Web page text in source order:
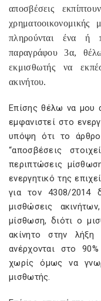
αποσβέσεις
πληρούνται ένα ή
παραγράφου 3α,
εκμισθωτής να
ακινήτου.
Επίσης θέλω να μου
εμφανιστεί στο
υπόψη ότι το
“αποσβέσεις
περιπτώσεις
ενεργητικό της
για τον 4308/2014
μισθώσεις
μίσθωση, διότι ο
ακίνητο στην
ανέρχονται στο
χωρίς όμως να
μισθωτής.